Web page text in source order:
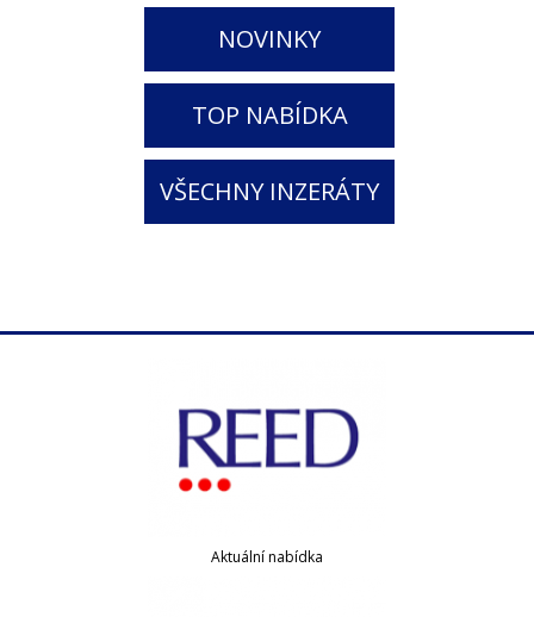
NOVINKY
TOP NABÍDKA
VŠECHNY INZERÁTY
Aktuální nabídka